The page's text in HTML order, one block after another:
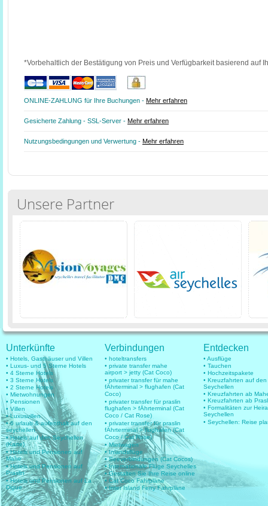
*Vorbehaltlich der Bestätigung von Preis und Verfügbarkeit basierend auf
ONLINE-ZAHLUNG für Ihre Buchungen - Mehr erfahren
Gesicherte Zahlung - SSL-Server - Mehr erfahren
Nutzungsbedingungen und Verwertung - Mehr erfahren
Unsere Partner
Unterkünfte
• Hotels, Gasthäuser und Villen
• Luxus- und 5 Sterne Hotels
• 4 Sterne Hotels
• 3 Sterne Hotels
• 2 Sterne Hotels
• Mietwohnungen
• Pensionen
• Villen
• Luxusvillen
• 6 urlaub & aufenthalt auf den
seychellen
• Hotels auf den Seychellen
(Karte)
• Hotels und Pensionen auf
Mahe
• Hotels und Pensionen auf
Praslin
• Hotels und Pensionen auf La
Digue
Verbindungen
• hoteltransfers
• private transfer mahe
airport > jetty (Cat Coco)
• privater transfer für mahe
fÄhrterminal > flughafen (Cat
Coco)
• privater transfer für praslin
flughafen > fÄhrterminal (Cat
Coco / Cat Rose)
• privater transfer für praslin
fÄhrterminal > flughafen (Cat
Coco / Cat Rose)
• Mietwagen
• Inlandsflüge
• Seeverbindungen (Cat Cocos)
• Internationale Flüge Seychelles
• Gestalten Sie Ihre Reise online
• Cat Coco Fahrpläne
• Inter Island Ferry Fahrpläne
Entdecken
• Ausflüge
• Tauchen
• Hochzeitspakete
• Kreuzfahrten auf den
Seychellen
• Kreuzfahrten ab
• Kreuzfahrten ab
• Formalitäten zur
Seychellen
• Seychellen: Reise